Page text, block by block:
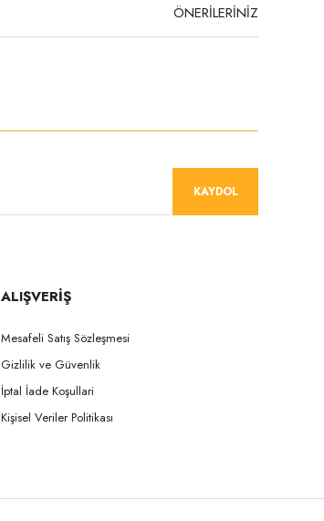
ÖNERİLERİNİZ
KAYDOL
ALIŞVERİŞ
Mesafeli Satış Sözleşmesi
Gizlilik ve Güvenlik
İptal İade Koşullari
Kişisel Veriler Politikası